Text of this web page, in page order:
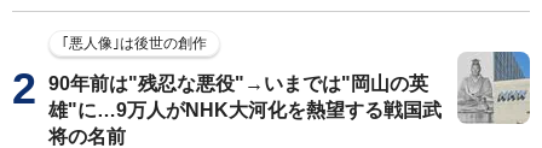
｢悪人像｣は後世の創作
90年前は"残忍な悪役"→いまでは"岡山の英
雄"に…9万人がNHK大河化を熱望する戦国武
将の名前